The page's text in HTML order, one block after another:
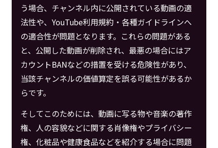
う場合、チャンネル内に公開されている動画の適
法性や、YouTube利用規約・各種ガイドラインへ
の適合性が問題となります。これらの問題がある
と、公開した動画が削除され、最悪の場合にはア
カウントBANなどの措置を受ける危険性があり、
当該チャンネルの価値算定を誤る可能性があるか
らです。
そしてこのためには、動画に写る物や音楽の著作
権、人の容貌などに関する肖像権やプライバシー
権、化粧品や健康食品などを紹介する場合に問題